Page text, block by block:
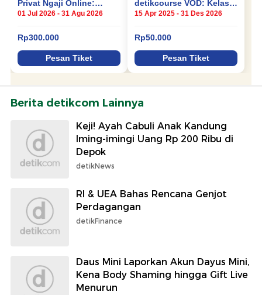
Berita detikcom Lainnya
Keji! Ayah Cabuli Anak Kandung
Iming-imingi Uang Rp 200 Ribu di
Depok
detikNews
RI & UEA Bahas Rencana Genjot
Perdagangan
detikFinance
Daus Mini Laporkan Akun Dayus Mini,
Kena Body Shaming hingga Gift Live
Menurun